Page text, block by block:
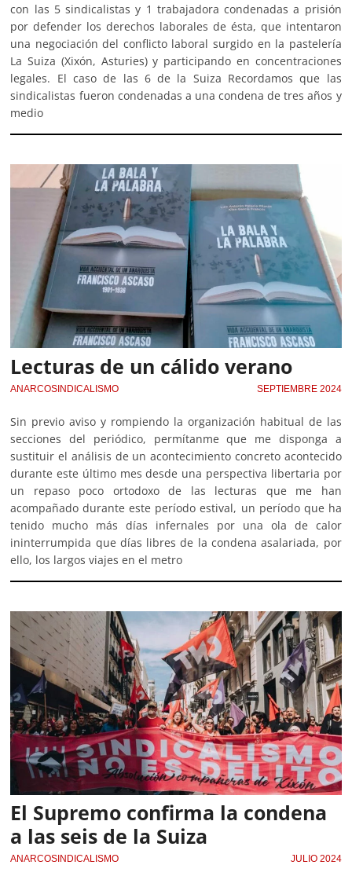
con las 5 sindicalistas y 1 trabajadora condenadas a prisión
por defender los derechos laborales de ésta, que intentaron
una negociación del conflicto laboral surgido en la pastelería
La Suiza (Xixón, Asturies) y participando en concentraciones
legales. El caso de las 6 de la Suiza Recordamos que las
sindicalistas fueron condenadas a una condena de tres años y
medio
Lecturas de un cálido verano
ANARCOSINDICALISMO SEPTIEMBRE 2024
Sin previo aviso y rompiendo la organización habitual de las
secciones del periódico, permítanme que me disponga a
sustituir el análisis de un acontecimiento concreto acontecido
durante este último mes desde una perspectiva libertaria por
un repaso poco ortodoxo de las lecturas que me han
acompañado durante este período estival, un período que ha
tenido mucho más días infernales por una ola de calor
ininterrumpida que días libres de la condena asalariada, por
ello, los largos viajes en el metro
El Supremo confirma la condena
a las seis de la Suiza
ANARCOSINDICALISMO JULIO 2024